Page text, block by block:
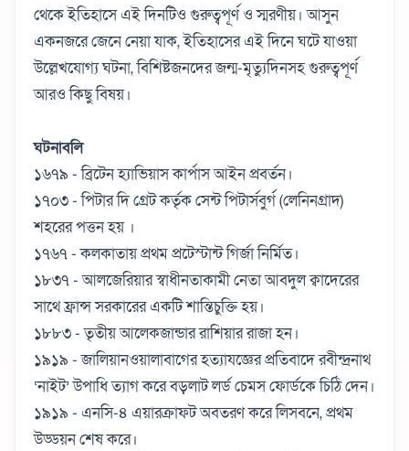
থেকে ইতিহাসে এই দিনটিও গুরুত্বপূর্ণ ও স্মরণীয়। আসুন
একনজরে জেনে নেয়া যাক, ইতিহাসের এই দিনে ঘটে যাওয়া
উল্লেখযোগ্য ঘটনা, বিশিষ্টজনদের জন্ম-মৃত্যুদিনসহ গুরুত্বপূর্ণ
আরও কিছু বিষয়।
ঘটনাবলি
১৬৭৯ - ব্রিটেন হ্যাভিয়াস কার্পাস আইন প্রবর্তন।
১৭০৩ - পিটার দি গ্রেট কর্তৃক সেন্ট পিটার্সবুর্গ (লেনিনগ্রাদ)
শহরের পত্তন হয় ।
১৭৬৭ - কলকাতায় প্রথম প্রটেস্টান্ট গির্জা নির্মিত।
১৮৩৭ - আলজেরিয়ার স্বাধীনতাকামী নেতা আবদুল ক্বাদেরের
সাথে ফ্রান্স সরকারের একটি শান্তিচুক্তি হয়।
১৮৮৩ - তৃতীয় আলেকজান্ডার রাশিয়ার রাজা হন।
১৯১৯ - জালিয়ানওয়ালাবাগের হত্যাযজ্ঞের প্রতিবাদে রবীন্দ্রনাথ
‘নাইট’ উপাধি ত্যাগ করে বড়লাট লর্ড চেমস ফোর্ডকে চিঠি দেন।
১৯১৯ - এনসি-৪ এয়ারক্রাফট অবতরণ করে লিসবনে, প্রথম
উড্ডয়ন শেষ করে।